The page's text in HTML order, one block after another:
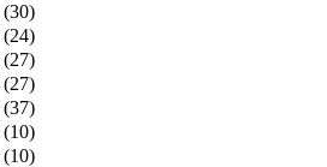
(30)
(24)
(27)
(27)
(37)
(10)
(10)